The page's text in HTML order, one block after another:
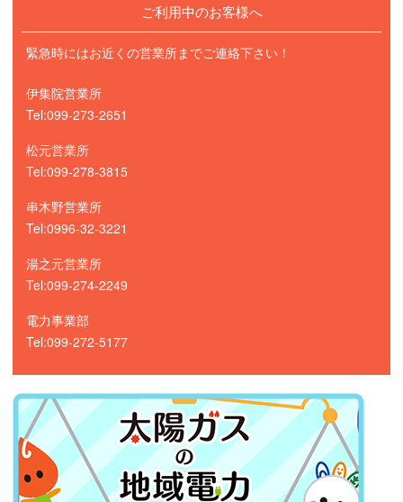
ご利用中のお客様へ
緊急時にはお近くの営業所までご連絡下さい！
伊集院営業所
Tel:099-273-2651
松元営業所
Tel:099-278-3815
串木野営業所
Tel:0996-32-3221
湯之元営業所
Tel:099-274-2249
電力事業部
Tel:099-272-5177